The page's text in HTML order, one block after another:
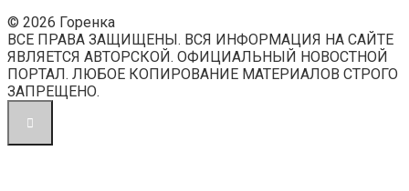
© 2026 Горенка
ВСЕ ПРАВА ЗАЩИЩЕНЫ. ВСЯ ИНФОРМАЦИЯ НА САЙТЕ
ЯВЛЯЕТСЯ АВТОРСКОЙ. ОФИЦИАЛЬНЫЙ НОВОСТНОЙ
ПОРТАЛ. ЛЮБОЕ КОПИРОВАНИЕ МАТЕРИАЛОВ СТРОГО
ЗАПРЕЩЕНО.